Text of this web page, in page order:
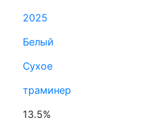
2025
Белый
Сухое
траминер
13.5%